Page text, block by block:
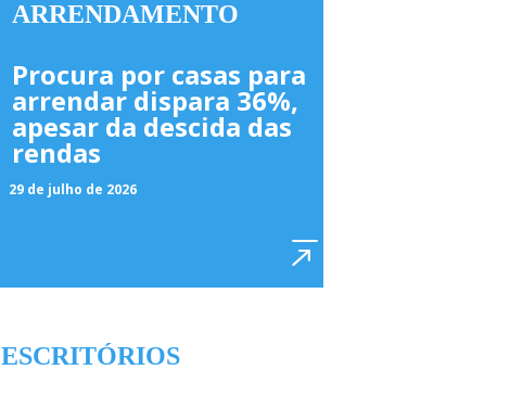
ARRENDAMENTO
Procura por casas para
arrendar dispara 36%,
apesar da descida das
rendas
29 de julho de 2026
ESCRITÓRIOS